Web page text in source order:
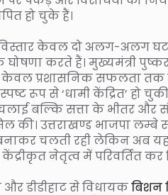
हो चुके हैं।
केवल दो अलग-अलग
करते हैं। मुख्यमंत्री पुष्कर
प्रशासनिक सफलता तक
रूप से ‘धामी केंद्रित’ हो
बल्कि सत्ता के भीतर
उत्तराखण्ड भाजपा लम्बे
चलती रही लेकिन अब यह
नेतृत्व में परिवर्तित कर
और डीडीहाट से विधायकबिशन